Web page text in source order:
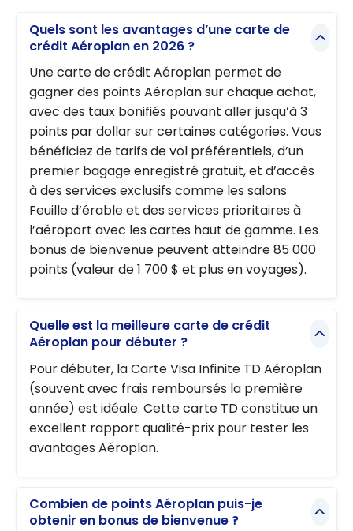
Quels sont les avantages d’une carte de
crédit Aéroplan en 2026 ?
Une carte de crédit Aéroplan permet de
gagner des points Aéroplan sur chaque achat,
avec des taux bonifiés pouvant aller jusqu’à 3
points par dollar sur certaines catégories. Vous
bénéficiez de tarifs de vol préférentiels, d’un
premier bagage enregistré gratuit, et d’accès
à des services exclusifs comme les salons
Feuille d’érable et des services prioritaires à
l’aéroport avec les cartes haut de gamme. Les
bonus de bienvenue peuvent atteindre 85 000
points (valeur de 1 700 $ et plus en voyages).
Quelle est la meilleure carte de crédit
Aéroplan pour débuter ?
Pour débuter, la Carte Visa Infinite TD Aéroplan
(souvent avec frais remboursés la première
année) est idéale. Cette carte TD constitue un
excellent rapport qualité-prix pour tester les
avantages Aéroplan.
Combien de points Aéroplan puis-je
obtenir en bonus de bienvenue ?